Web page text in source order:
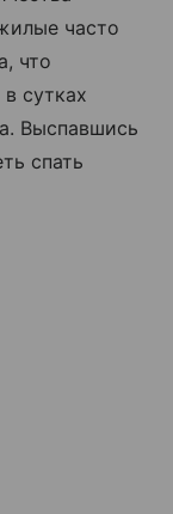
часто
что
сутках
Выспавшись
спать